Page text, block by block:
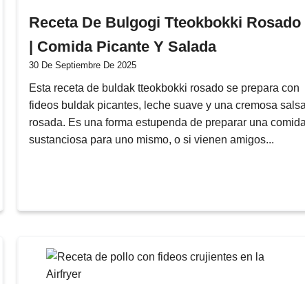
Receta De Bulgogi Tteokbokki Rosado
| Comida Picante Y Salada
30 De Septiembre De 2025
Esta receta de buldak tteokbokki rosado se prepara con
fideos buldak picantes, leche suave y una cremosa
rosada. Es una forma estupenda de preparar una
sustanciosa para uno mismo, o si vienen amigos...